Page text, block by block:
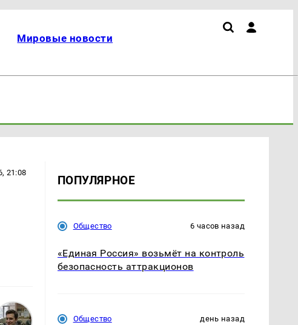
Мировые новости
21:08
ПОПУЛЯРНОЕ
Общество 6 часов назад
«Единая Россия» возьмёт на контроль
безопасность аттракционов
Общество день назад